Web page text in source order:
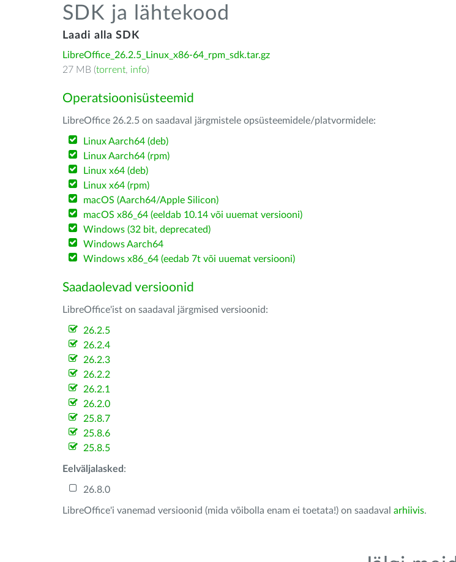
SDK ja lähtekood
Laadi alla SDK
LibreOffice_26.2.5_Linux_x86-64_rpm_sdk.tar.gz
27 MB (torrent, info)
Operatsioonisüsteemid
LibreOffice 26.2.5 on saadaval järgmistele opsüsteemidele/platvormidele:
Linux Aarch64 (deb)
Linux Aarch64 (rpm)
Linux x64 (deb)
Linux x64 (rpm)
macOS (Aarch64/Apple Silicon)
macOS x86_64 (eeldab 10.14 või uuemat versiooni)
Windows (32 bit, deprecated)
Windows Aarch64
Windows x86_64 (eedab 7t või uuemat versiooni)
Saadaolevad versioonid
LibreOffice'ist on saadaval järgmised versioonid:
26.2.5
26.2.4
26.2.3
26.2.2
26.2.1
26.2.0
25.8.7
25.8.6
25.8.5
Eelväljalasked :
26.8.0
LibreOffice'i vanemad versioonid (mida võibolla enam ei toetata!) on saadaval arhiivis.